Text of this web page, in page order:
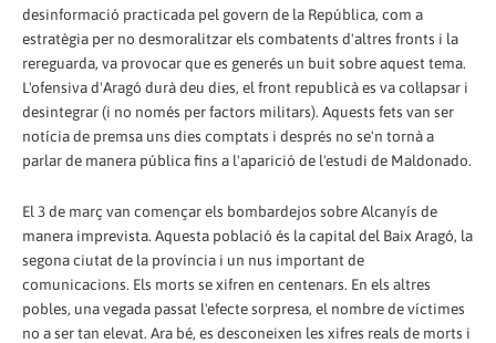
desinformació practicada pel govern de la República, com a
estratègia per no desmoralitzar els combatents d'altres fronts i la
rereguarda, va provocar que es generés un buit sobre aquest tema.
L'ofensiva d'Aragó durà deu dies, el front republicà es va col·lapsar i
desintegrar (i no només per factors militars). Aquests fets van ser
notícia de premsa uns dies comptats i després no se'n tornà a
parlar de manera pública fins a l'aparició de l'estudi de Maldonado.
El 3 de març van començar els bombardejos sobre Alcanyís de
manera imprevista. Aquesta població és la capital del Baix Aragó, la
segona ciutat de la província i un nus important de
comunicacions. Els morts se xifren en centenars. En els altres
pobles, una vegada passat l'efecte sorpresa, el nombre de víctimes
no a ser tan elevat. Ara bé, es desconeixen les xifres reals de morts i